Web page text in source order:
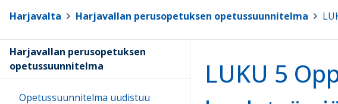
Harjavalta Harjavallan perusopetuksen opetussuunnitelma
LUKU 5
Harjavallan perusopetuksen
opetussuunnitelma
Opetussuunnitelma uudistuu